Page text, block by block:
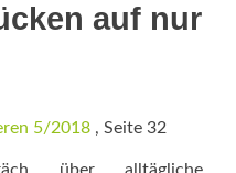
auf nur
5/2018 , Seite 32